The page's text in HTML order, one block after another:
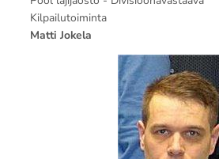
Kilpailutoiminta
Matti Jokela